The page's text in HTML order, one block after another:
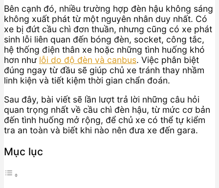
Bên cạnh đó, nhiều trường hợp đèn hậu không sáng
không xuất phát từ một nguyên nhân duy nhất. Có
xe bị đứt cầu chì đơn thuần, nhưng cũng có xe phát
sinh lỗi liên quan đến bóng đèn, socket, công tắc,
hệ thống điện thân xe hoặc những tình huống khó
hơn như lỗi do độ đèn và canbus. Việc phân biệt
đúng ngay từ đầu sẽ giúp chủ xe tránh thay nhầm
linh kiện và tiết kiệm thời gian chẩn đoán.
Sau đây, bài viết sẽ lần lượt trả lời những câu hỏi
quan trọng nhất về cầu chì đèn hậu, từ mức cơ bản
đến tình huống mở rộng, để chủ xe có thể tự kiểm
tra an toàn và biết khi nào nên đưa xe đến gara.
Mục lục